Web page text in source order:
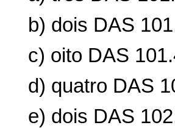
b) dois DAS
c) oito DAS
d) quatro DAS
e) dois DAS